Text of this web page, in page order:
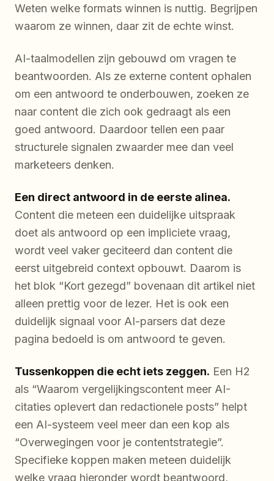
Weten welke formats winnen is nuttig. Begrijpen
waarom ze winnen, daar zit de echte winst.
AI-taalmodellen zijn gebouwd om vragen te
beantwoorden. Als ze externe content ophalen
om een antwoord te onderbouwen, zoeken ze
naar content die zich ook gedraagt als een
goed antwoord. Daardoor tellen een paar
structurele signalen zwaarder mee dan veel
marketeers denken.
Een direct antwoord in de eerste alinea.
Content die meteen een duidelijke uitspraak
doet als antwoord op een impliciete vraag,
wordt veel vaker geciteerd dan content die
eerst uitgebreid context opbouwt. Daarom is
het blok “Kort gezegd” bovenaan dit artikel niet
alleen prettig voor de lezer. Het is ook een
duidelijk signaal voor AI-parsers dat deze
pagina bedoeld is om antwoord te geven.
Tussenkoppen die echt iets zeggen. Een H2
als “Waarom vergelijkingscontent meer AI-
citaties oplevert dan redactionele posts” helpt
een AI-systeem veel meer dan een kop als
“Overwegingen voor je contentstrategie”.
Specifieke koppen maken meteen duidelijk
welke vraag hieronder wordt beantwoord,